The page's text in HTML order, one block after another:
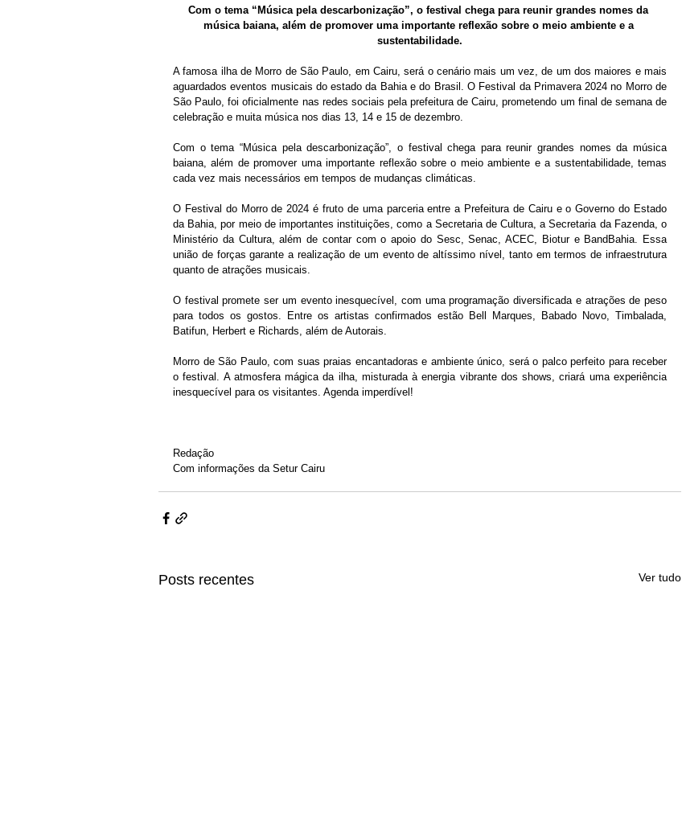
Com o tema “Música pela descarbonização”, o festival chega para reunir grandes nomes da
música baiana, além de promover uma importante reflexão sobre o meio ambiente e a
sustentabilidade.
A famosa ilha de Morro de São Paulo, em Cairu, será o cenário mais um vez, de um dos maiores e mais
aguardados eventos musicais do estado da Bahia e do Brasil. O Festival da Primavera 2024 no Morro de
São Paulo, foi oficialmente nas redes sociais pela prefeitura de Cairu, prometendo um final de semana de
celebração e muita música nos dias 13, 14 e 15 de dezembro.
Com o tema “Música pela descarbonização”, o festival chega para reunir grandes nomes da música
baiana, além de promover uma importante reflexão sobre o meio ambiente e a sustentabilidade, temas
cada vez mais necessários em tempos de mudanças climáticas.
O Festival do Morro de 2024 é fruto de uma parceria entre a Prefeitura de Cairu e o Governo do Estado
da Bahia, por meio de importantes instituições, como a Secretaria de Cultura, a Secretaria da Fazenda, o
Ministério da Cultura, além de contar com o apoio do Sesc, Senac, ACEC, Biotur e BandBahia. Essa
união de forças garante a realização de um evento de altíssimo nível, tanto em termos de infraestrutura
quanto de atrações musicais.
O festival promete ser um evento inesquecível, com uma programação diversificada e atrações de peso
para todos os gostos. Entre os artistas confirmados estão Bell Marques, Babado Novo, Timbalada,
Batifun, Herbert e Richards, além de Autorais.
Morro de São Paulo, com suas praias encantadoras e ambiente único, será o palco perfeito para receber
o festival. A atmosfera mágica da ilha, misturada à energia vibrante dos shows, criará uma experiência
inesquecível para os visitantes. Agenda imperdível!
Redação
Com informações da Setur Cairu
Posts recentes Ver tudo